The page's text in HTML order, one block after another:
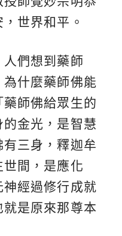
世界和平。
們想到藥師
什麼藥師佛能
師佛給眾生的
金光，是智慧
三身，釋迦牟
間，是應化
經過修行成就
是原來那尊本